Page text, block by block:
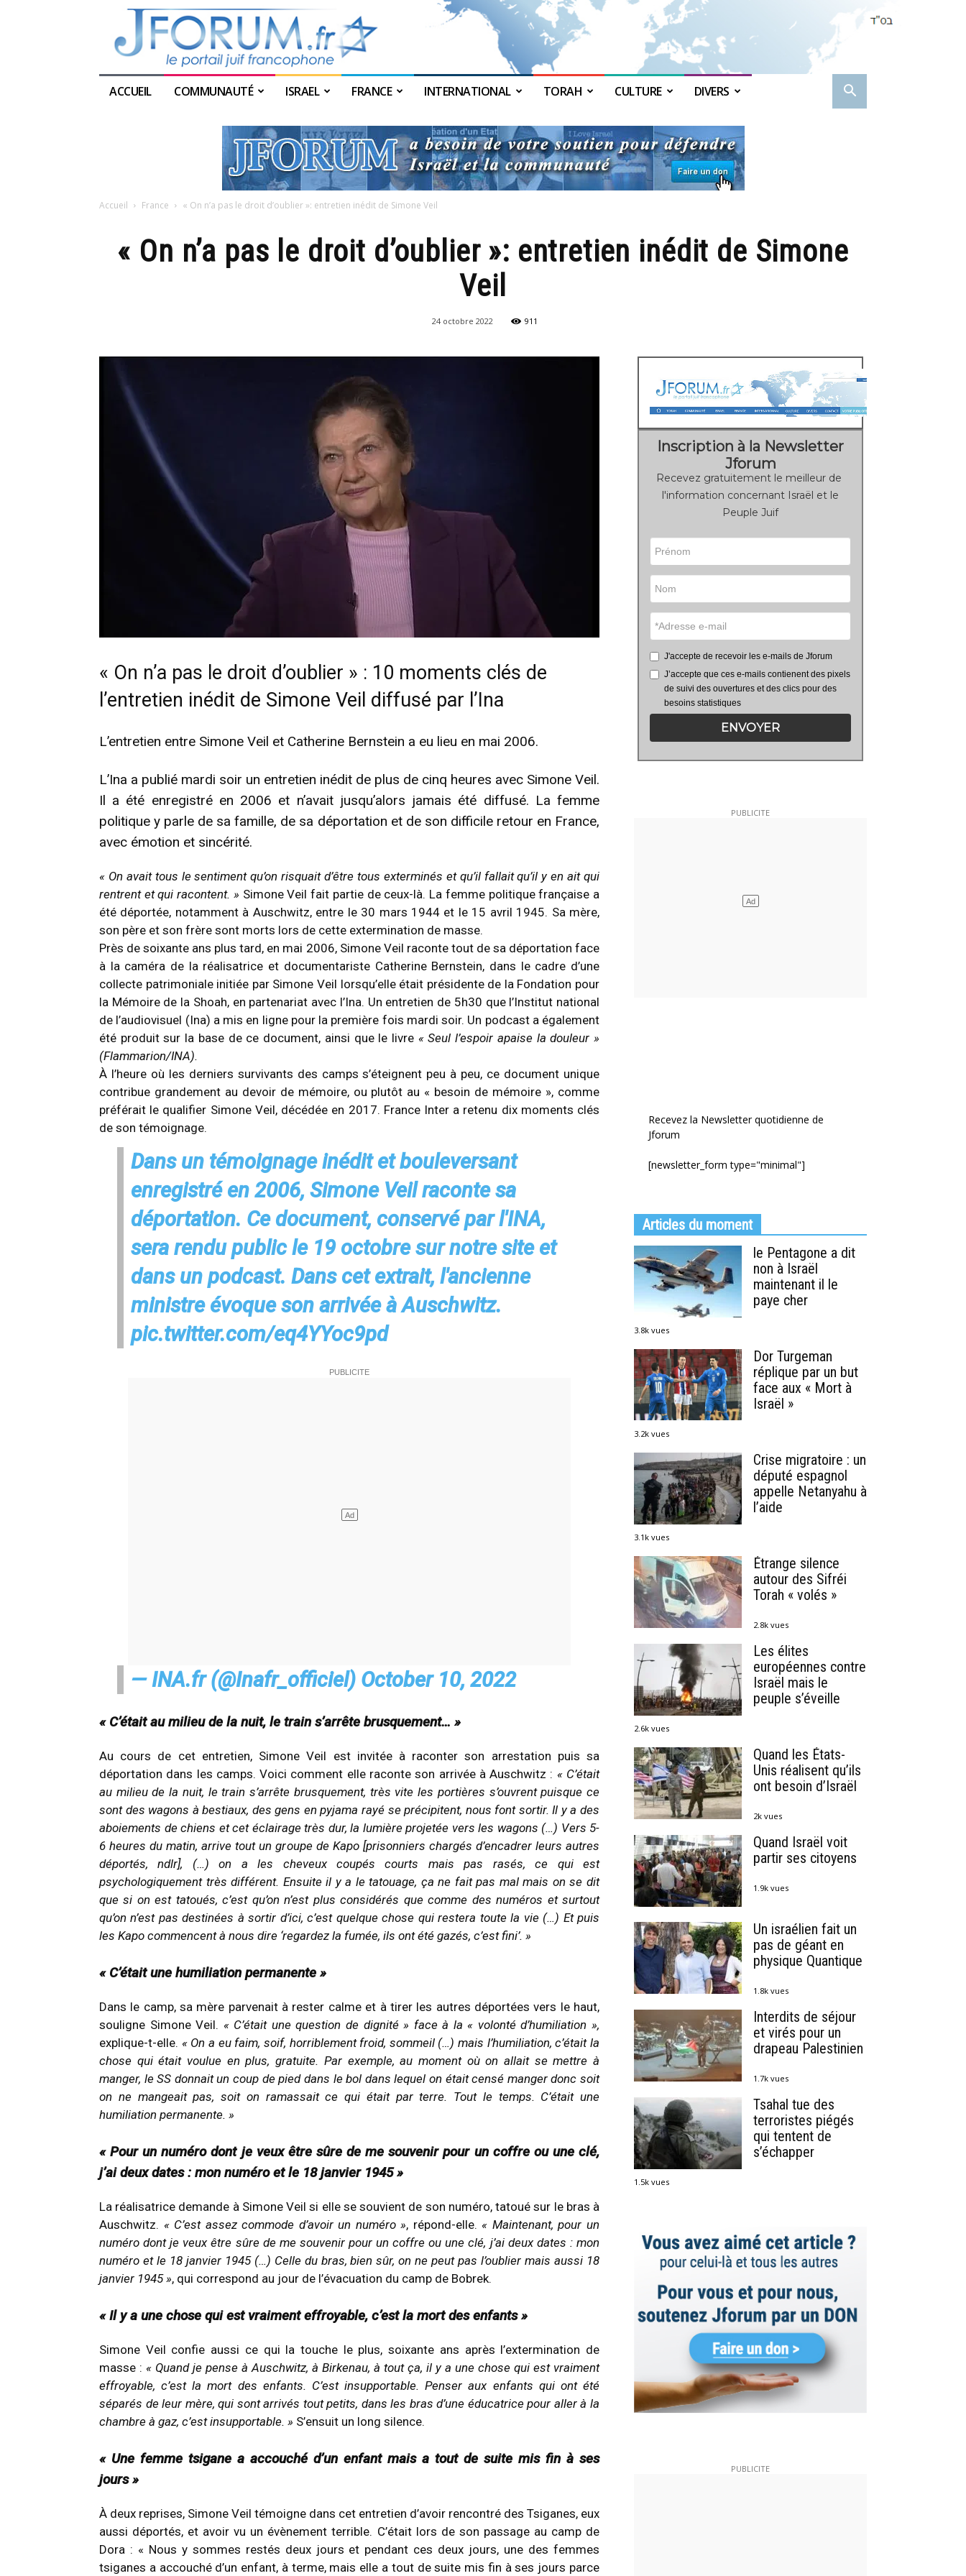
ACCUEIL COMMUNAUTÉ ISRAEL FRANCE INTERNATIONAL TORAH CULTURE DIVERS
Accueil France « On n’a pas le droit d’oublier »: entretien inédit de Simone Veil
« On n’a pas le droit d’oublier »: entretien inédit de Simone
Veil
24 octobre 2022 911
« On n’a pas le droit d’oublier » : 10 moments clés de
l’entretien inédit de Simone Veil diffusé par l’Ina
L’entretien entre Simone Veil et Catherine Bernstein a eu lieu en mai 2006.
L’Ina a publié mardi soir un entretien inédit de plus de cinq heures avec Simone Veil.
Il a été enregistré en 2006 et n’avait jusqu’alors jamais été diffusé. La femme
politique y parle de sa famille, de sa déportation et de son difficile retour en France,
avec émotion et sincérité.
« On avait tous le sentiment qu’on risquait d’être tous exterminés et qu’il fallait qu’il y en ait qui
rentrent et qui racontent. » Simone Veil fait partie de ceux-là. La femme politique française a
été déportée, notamment à Auschwitz, entre le 30 mars 1944 et le 15 avril 1945. Sa mère,
son père et son frère sont morts lors de cette extermination de masse.
Près de soixante ans plus tard, en mai 2006, Simone Veil raconte tout de sa déportation face
à la caméra de la réalisatrice et documentariste Catherine Bernstein, dans le cadre d’une
collecte patrimoniale initiée par Simone Veil lorsqu’elle était présidente de la Fondation pour
la Mémoire de la Shoah, en partenariat avec l’Ina. Un entretien de 5h30 que l’Institut national
de l’audiovisuel (Ina) a mis en ligne pour la première fois mardi soir. Un podcast a également
été produit sur la base de ce document, ainsi que le livre « Seul l’espoir apaise la douleur »
(Flammarion/INA).
À l’heure où les derniers survivants des camps s’éteignent peu à peu, ce document unique
contribue grandement au devoir de mémoire, ou plutôt au « besoin de mémoire », comme
préférait le qualifier Simone Veil, décédée en 2017. France Inter a retenu dix moments clés
de son témoignage.
Dans un témoignage inédit et bouleversant
enregistré en 2006, Simone Veil raconte sa
déportation. Ce document, conservé par l'INA,
sera rendu public le 19 octobre sur notre site et
dans un podcast. Dans cet extrait, l'ancienne
ministre évoque son arrivée à Auschwitz.
pic.twitter.com/eq4YYoc9pd
— INA.fr (@Inafr_officiel) October 10, 2022
« C’était au milieu de la nuit, le train s’arrête brusquement… »
Au cours de cet entretien, Simone Veil est invitée à raconter son arrestation puis sa
déportation dans les camps. Voici comment elle raconte son arrivée à Auschwitz : « C’était
au milieu de la nuit, le train s’arrête brusquement, très vite les portières s’ouvrent puisque ce
sont des wagons à bestiaux, des gens en pyjama rayé se précipitent, nous font sortir. Il y a des
aboiements de chiens et cet éclairage très dur, la lumière projetée vers les wagons (…) Vers 5-
6 heures du matin, arrive tout un groupe de Kapo [prisonniers chargés d’encadrer leurs autres
déportés, ndlr], (…) on a les cheveux coupés courts mais pas rasés, ce qui est
psychologiquement très différent. Ensuite il y a le tatouage, ça ne fait pas mal mais on se dit
que si on est tatoués, c’est qu’on n’est plus considérés que comme des numéros et surtout
qu’on n’est pas destinées à sortir d’ici, c’est quelque chose qui restera toute la vie (…) Et puis
les Kapo commencent à nous dire ‘regardez la fumée, ils ont été gazés, c’est fini’. »
« C’était une humiliation permanente »
Dans le camp, sa mère parvenait à rester calme et à tirer les autres déportées vers le haut,
souligne Simone Veil. « C’était une question de dignité » face à la « volonté d’humiliation »,
explique-t-elle. « On a eu faim, soif, horriblement froid, sommeil (…) mais l’humiliation, c’était la
chose qui était voulue en plus, gratuite. Par exemple, au moment où on allait se mettre à
manger, le SS donnait un coup de pied dans le bol dans lequel on était censé manger donc soit
on ne mangeait pas, soit on ramassait ce qui était par terre. Tout le temps. C’était une
humiliation permanente. »
« Pour un numéro dont je veux être sûre de me souvenir pour un coffre ou une clé,
j’ai deux dates : mon numéro et le 18 janvier 1945 »
La réalisatrice demande à Simone Veil si elle se souvient de son numéro, tatoué sur le bras à
Auschwitz. « C’est assez commode d’avoir un numéro », répond-elle. « Maintenant, pour un
numéro dont je veux être sûre de me souvenir pour un coffre ou une clé, j’ai deux dates : mon
numéro et le 18 janvier 1945 (…) Celle du bras, bien sûr, on ne peut pas l’oublier mais aussi 18
janvier 1945 », qui correspond au jour de l’évacuation du camp de Bobrek.
« Il y a une chose qui est vraiment effroyable, c’est la mort des enfants »
Simone Veil confie aussi ce qui la touche le plus, soixante ans après l’extermination de
masse : « Quand je pense à Auschwitz, à Birkenau, à tout ça, il y a une chose qui est vraiment
effroyable, c’est la mort des enfants. C’est insupportable. Penser aux enfants qui ont été
séparés de leur mère, qui sont arrivés tout petits, dans les bras d’une éducatrice pour aller à la
chambre à gaz, c’est insupportable. » S’ensuit un long silence.
« Une femme tsigane a accouché d’un enfant mais a tout de suite mis fin à ses
jours »
À deux reprises, Simone Veil témoigne dans cet entretien d’avoir rencontré des Tsiganes, eux
aussi déportés, et avoir vu un évènement terrible. C’était lors de son passage au camp de
Dora : « Nous y sommes restés deux jours et pendant ces deux jours, une des femmes
tsiganes a accouché d’un enfant, à terme, mais elle a tout de suite mis fin à ses jours parce
Inscription à la Newsletter
Jforum
Recevez gratuitement le meilleur de
l'information concernant Israël et le
Peuple Juif
J'accepte de recevoir les e-mails de Jforum
J’accepte que ces e-mails contienent des pixels
de suivi des ouvertures et des clics pour des
besoins statistiques
ENVOYER
Recevez la Newsletter quotidienne de
Jforum
[newsletter_form type="minimal"]
Articles du moment
le Pentagone a dit
non à Israël
maintenant il le
paye cher
3.8k vues
Dor Turgeman
réplique par un but
face aux « Mort à
Israël »
3.2k vues
Crise migratoire : un
député espagnol
appelle Netanyahu à
l’aide
3.1k vues
Étrange silence
autour des Sifréi
Torah « volés »
2.8k vues
Les élites
européennes contre
Israël mais le
peuple s’éveille
2.6k vues
Quand les États-
Unis réalisent qu’ils
ont besoin d’Israël
2k vues
Quand Israël voit
partir ses citoyens
1.9k vues
Un israélien fait un
pas de géant en
physique Quantique
1.8k vues
Interdits de séjour
et virés pour un
drapeau Palestinien
1.7k vues
Tsahal tue des
terroristes piégés
qui tentent de
s’échapper
1.5k vues